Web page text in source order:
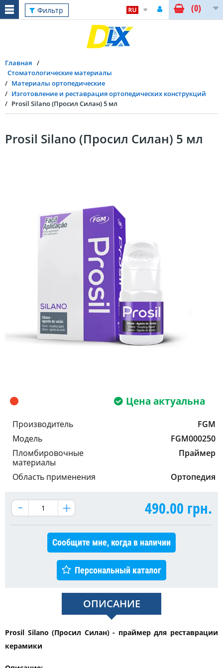
Фильтр (0)
Главная
Стоматологические материалы
Материалы ортопедические
Изготовление и реставрация ортопедических конструкций
Prosil Silano (Просил Силан) 5 мл
Prosil Silano (Просил Силан) 5 мл
Цена актуальна
Производитель
FGM
Модель
FGM000250
Пломбировочные
материалы
Праймер
Область применения Ортопедия
490.00 грн.
Сообщите мне, когда в наличии
Персональный каталог
ОПИСАНИЕ
Prosil Silano (Просил Силан) - праймер для реставрации
керамики